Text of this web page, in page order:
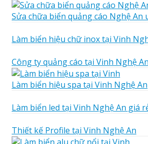
Sửa chữa biển quảng cáo Nghệ An
Làm biển hiệu chữ inox tại Vinh
Công ty quảng cáo tại Vinh Nghệ An
Làm biển hiệu spa tại Vinh Nghệ An
Làm biển led tại Vinh Nghệ An giá
Thiết kế Profile tại Vinh Nghệ An